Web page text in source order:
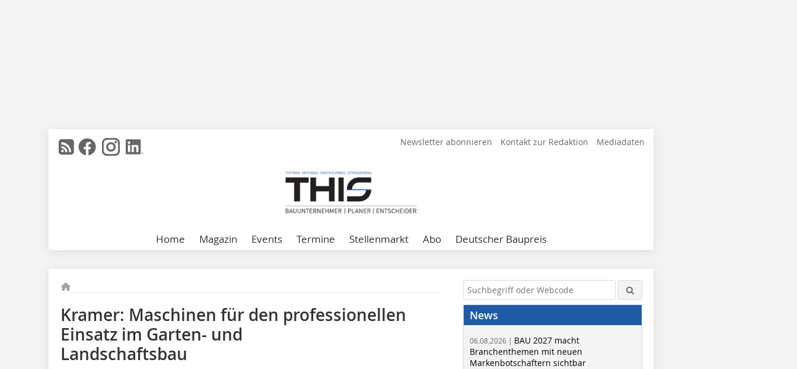
Newsletter abonnieren Kontakt zur Redaktion Mediadaten
Home Magazin Events Termine Stellenmarkt Abo Deutscher Baupreis
Kramer: Maschinen für den professionellen
Einsatz im Garten- und
Landschaftsbau
News
06.08.2026 | BAU 2027 macht
Branchenthemen mit neuen
Markenbotschaftern sichtbar